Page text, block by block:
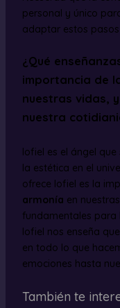
personal y único
adaptar estos
¿Qué
importancia de
nuestras vidas,
nuestra
Iofiel es el ángel
la estética en el
ofrece Iofiel es la
armonía en
fundamentales para
Iofiel nos enseña
en todo lo que
emociones hasta
También te